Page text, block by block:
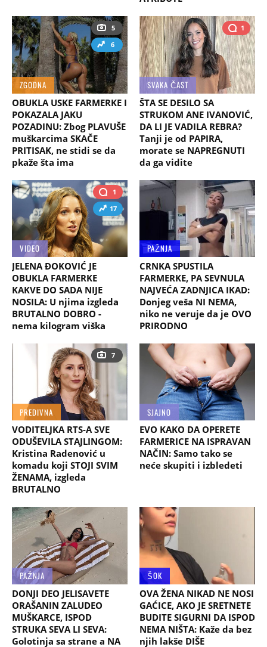
5
6
ZGODNA
OBUKLA USKE FARMERKE I
POKAZALA JAKU
POZADINU: Zbog PLAVUŠE
muškarcima SKAČE
PRITISAK, ne stidi se da
pkaže šta ima
1
SVAKA ČAST
ŠTA SE DESILO SA
STRUKOM ANE IVANOVIĆ,
DA LI JE VADILA REBRA?
Tanji je od PAPIRA,
morate se NAPREGNUTI
da ga vidite
1
17
VIDEO
JELENA ĐOKOVIĆ JE
OBUKLA FARMERKE
KAKVE DO SADA NIJE
NOSILA: U njima izgleda
BRUTALNO DOBRO -
nema kilogram viška
PAŽNJA
CRNKA SPUSTILA
FARMERKE, PA SEVNULA
NAJVEĆA ZADNJICA IKAD:
Donjeg veša NI NEMA,
niko ne veruje da je OVO
PRIRODNO
7
PREDIVNA
VODITELJKA RTS-A SVE
ODUŠEVILA STAJLINGOM:
Kristina Radenović u
komadu koji STOJI SVIM
ŽENAMA, izgleda
BRUTALNO
SJAJNO
EVO KAKO DA OPERETE
FARMERICE NA ISPRAVAN
NAČIN: Samo tako se
neće skupiti i izbledeti
PAŽNJA
DONJI DEO JELISAVETE
ORAŠANIN ZALUDEO
MUŠKARCE, ISPOD
STRUKA SEVA LI SEVA:
Golotinja sa strane a NA
ŠOK
OVA ŽENA NIKAD NE NOSI
GAĆICE, AKO JE SRETNETE
BUDITE SIGURNI DA ISPOD
NEMA NIŠTA: Kaže da bez
njih lakše DIŠE